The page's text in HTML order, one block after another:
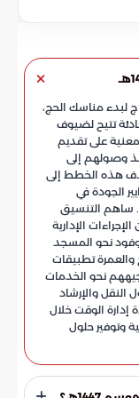
لبدء مناسك الحج،
توفير بيئة هادئة تتيح لضيوف
على تقديم
وصولهم إلى
هذه الخطط إلى
الجودة في
ساهم التنسيق
الإدارية
نحو المسجد
والعمرة تطبيقات
نحو الخدمات
النقل والإرشاد
إدارة الوقت خلال
وتوفير حلول